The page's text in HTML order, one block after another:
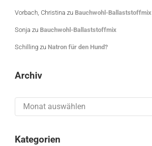
Vorbach, Christina zu Bauchwohl-Ballaststoffmix
Sonja zu Bauchwohl-Ballaststoffmix
Schilling zu Natron für den Hund?
Archiv
Kategorien